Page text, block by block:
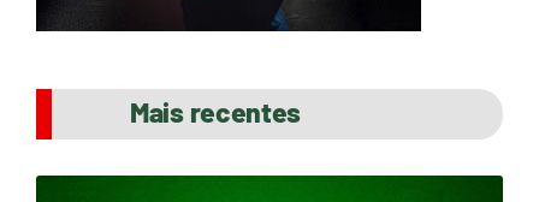
Mais recentes